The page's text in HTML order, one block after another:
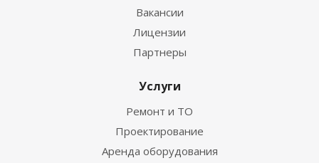
Вакансии
Лицензии
Партнеры
Услуги
Ремонт и ТО
Проектирование
Аренда оборудования